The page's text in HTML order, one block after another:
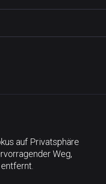
auf Privatsphäre
Weg,